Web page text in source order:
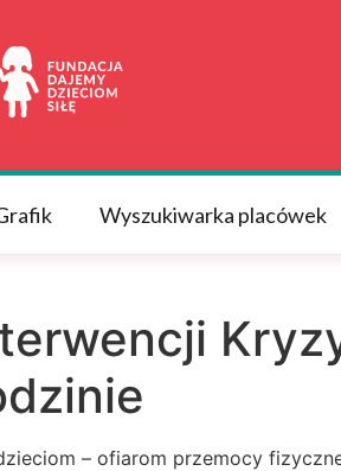
Wyszukiwarka placówek
– ofiarom przemocy